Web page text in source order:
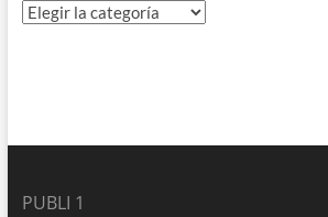
Directorio
PUBLI 1